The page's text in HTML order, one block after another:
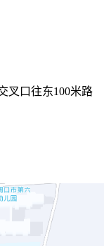
叉口往东100米路